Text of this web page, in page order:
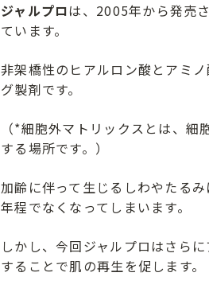
ジャルプロは、2005年から発売
ています。
非架橋性のヒアルロン酸とアミ
グ製剤です。
（*細胞外マトリックスとは、
する場所です。）
加齢に伴って生じるしわやたる
年程でなくなってしまいます。
しかし、今回ジャルプロはさら
することで肌の再生を促します。